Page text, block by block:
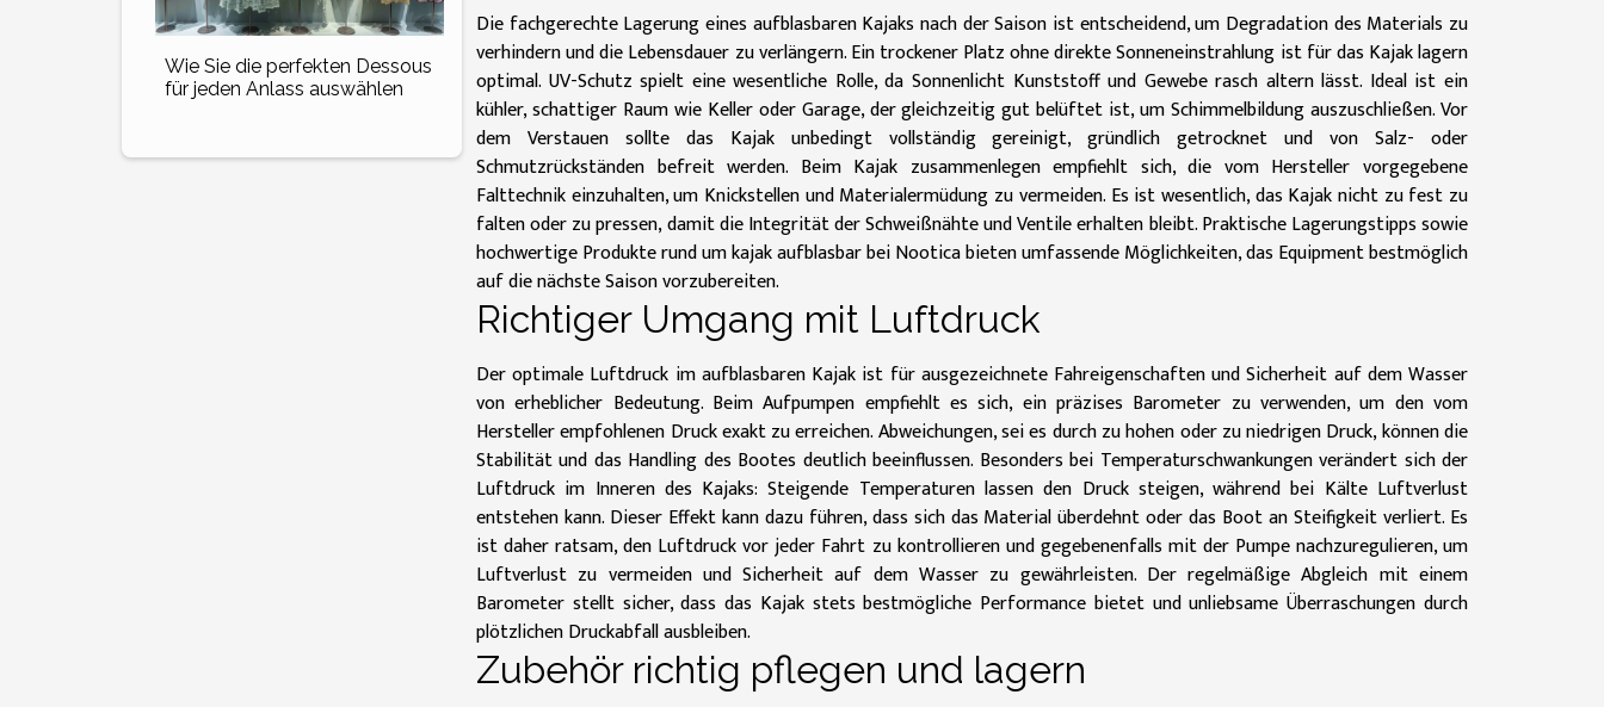
Wie Sie die perfekten Dessous
für jeden Anlass auswählen
Die fachgerechte Lagerung eines aufblasbaren Kajaks nach der Saison ist entscheidend, um Degradation des Materials zu
verhindern und die Lebensdauer zu verlängern. Ein trockener Platz ohne direkte Sonneneinstrahlung ist für das Kajak lagern
optimal. UV-Schutz spielt eine wesentliche Rolle, da Sonnenlicht Kunststoff und Gewebe rasch altern lässt. Ideal ist ein
kühler, schattiger Raum wie Keller oder Garage, der gleichzeitig gut belüftet ist, um Schimmelbildung auszuschließen. Vor
dem Verstauen sollte das Kajak unbedingt vollständig gereinigt, gründlich getrocknet und von Salz- oder
Schmutzrückständen befreit werden. Beim Kajak zusammenlegen empfiehlt sich, die vom Hersteller vorgegebene
Falttechnik einzuhalten, um Knickstellen und Materialermüdung zu vermeiden. Es ist wesentlich, das Kajak nicht zu fest zu
falten oder zu pressen, damit die Integrität der Schweißnähte und Ventile erhalten bleibt. Praktische Lagerungstipps sowie
hochwertige Produkte rund umkajak aufblasbar bei Nooticabieten umfassende Möglichkeiten, das Equipment bestmöglich
auf die nächste Saison vorzubereiten.
Richtiger Umgang mit Luftdruck
Der optimale Luftdruck im aufblasbaren Kajak ist für ausgezeichnete Fahreigenschaften und Sicherheit auf dem Wasser
von erheblicher Bedeutung. Beim Aufpumpen empfiehlt es sich, ein präzises Barometer zu verwenden, um den vom
Hersteller empfohlenen Druck exakt zu erreichen. Abweichungen, sei es durch zu hohen oder zu niedrigen Druck, können die
Stabilität und das Handling des Bootes deutlich beeinflussen. Besonders bei Temperaturschwankungen verändert sich der
Luftdruck im Inneren des Kajaks: Steigende Temperaturen lassen den Druck steigen, während bei Kälte Luftverlust
entstehen kann. Dieser Effekt kann dazu führen, dass sich das Material überdehnt oder das Boot an Steifigkeit verliert. Es
ist daher ratsam, den Luftdruck vor jeder Fahrt zu kontrollieren und gegebenenfalls mit der Pumpe nachzuregulieren, um
Luftverlust zu vermeiden und Sicherheit auf dem Wasser zu gewährleisten. Der regelmäßige Abgleich mit einem
Barometer stellt sicher, dass das Kajak stets bestmögliche Performance bietet und unliebsame Überraschungen durch
plötzlichen Druckabfall ausbleiben.
Zubehör richtig pflegen und lagern